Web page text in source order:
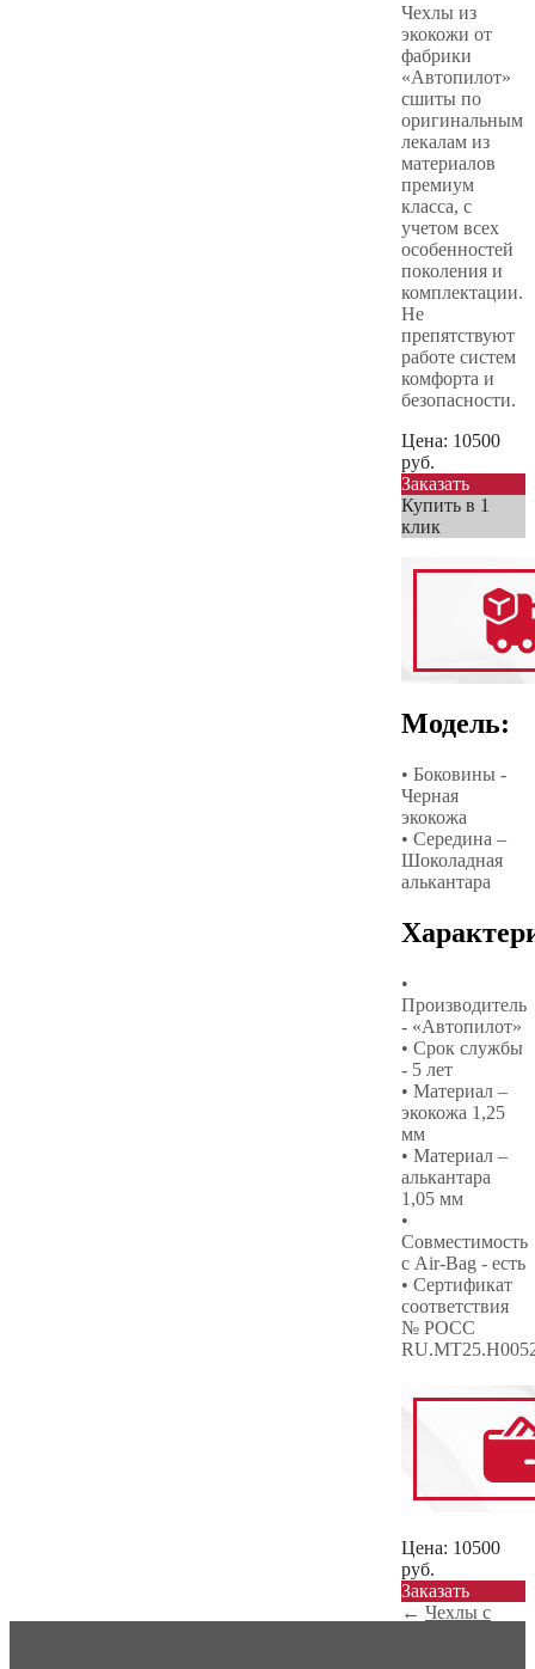
Чехлы из
экокожи от
фабрики
«Автопилот»
сшиты по
оригинальным
лекалам из
материалов
премиум
класса, с
учетом всех
особенностей
поколения и
комплектации.
Не
препятствуют
работе систем
комфорта и
безопасности.
Цена: 10500
руб.
Заказать
Купить в 1
клик
Модель:
• Боковины -
Черная
экокожа
• Середина –
Шоколадная
алькантара
•
Производитель
- «Автопилот»
• Срок службы
- 5 лет
• Материал –
экокожа 1,25
мм
• Материал –
алькантара
1,05 мм
•
Совместимость
с Air-Bag - есть
• Сертификат
соответствия
№ РОСС
Цена: 10500
руб.
Заказать
← Чехлы с